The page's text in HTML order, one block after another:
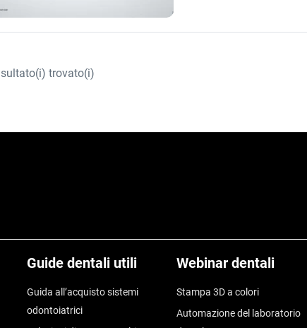
trovato(i)
Guide dentali utili
Guida all’acquisto sistemi
odontoiatrici
Webinar dentali
Stampa 3D a colori
Automazione del laboratorio